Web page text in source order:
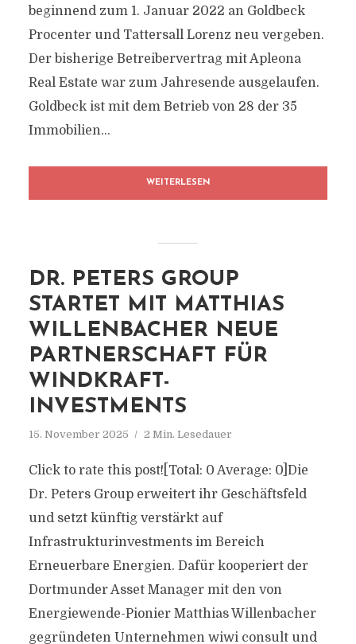
beginnend zum 1. Januar 2022 an Goldbeck
Procenter und Tattersall Lorenz neu vergeben.
Der bisherige Betreibervertrag mit Apleona
Real Estate war zum Jahresende ausgelaufen.
Goldbeck ist mit dem Betrieb von 28 der 35
Immobilien...
WEITERLESEN
DR. PETERS GROUP
STARTET MIT MATTHIAS
WILLENBACHER NEUE
PARTNERSCHAFT FÜR
WINDKRAFT-
INVESTMENTS
15. November 2025 2 Min. Lesedauer
Click to rate this post![Total: 0 Average: 0]Die
Dr. Peters Group erweitert ihr Geschäftsfeld
und setzt künftig verstärkt auf
Infrastrukturinvestments im Bereich
Erneuerbare Energien. Dafür kooperiert der
Dortmunder Asset Manager mit den von
Energiewende-Pionier Matthias Willenbacher
gegründeten Unternehmen wiwi consult und